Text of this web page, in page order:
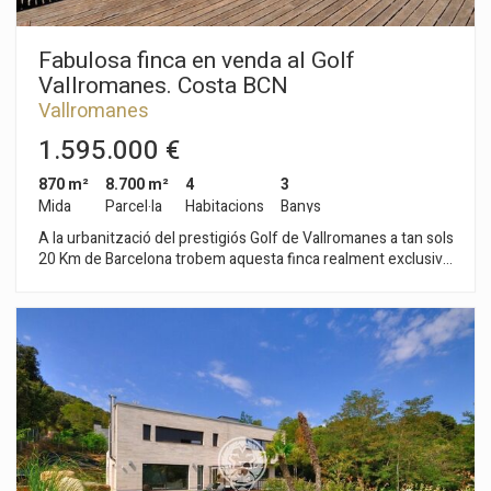
Fabulosa finca en venda al Golf
Vallromanes. Costa BCN
Vallromanes
1.595.000 €
870 m²
Mida
8.700 m²
Parcel·la
4
Habitacions
3
Banys
A la urbanització del prestigiós Golf de Vallromanes a tan sols
20 Km de Barcelona trobem aquesta finca realment exclusiva.
24m2, pavelló exterior 80m2 i porxos la fan ideal per a gaudir
de la vida a l'aire lliure, al mateix temps que el seu acollidor
ambient rústic i de disseny ens fa gaudir dels seus salons i
àmplies estances. Té garatge per a 3 cotxes i una gran
esplanada exterior per a aparcar més vehicles. L'habitatge
principal de 335m2 està disposat en 2 plantes separades i
independents a les quals es pot accedir per dues entrades. A
la planta 0 de 185m2 hi ha 2 habitacions, 1 bany, 2 salons, 1
hàbits de navegació. Gràcies a elles, podem conèixer els
hàbits de navegació al lloc web i mostrar publicitat